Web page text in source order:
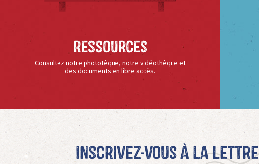
Ressources
Consultez notre phototèque, notre vidéothèque et
des documents en libre accès.
Inscrivez-vous à La Lettre